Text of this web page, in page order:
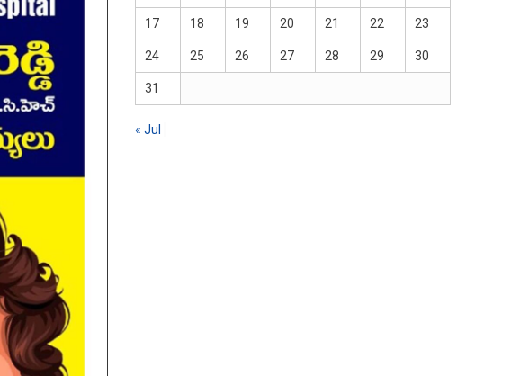
17 18 19 20 21 22 23
24 25 26 27 28 29 30
31
« Jul